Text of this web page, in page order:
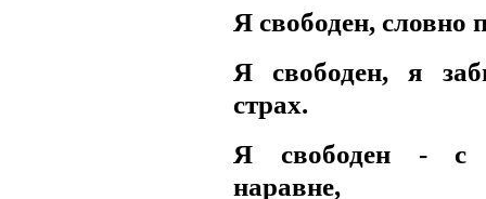
Я свободен, словно
Я свободен, я
стpах.
Я свободен - с
наpавне,